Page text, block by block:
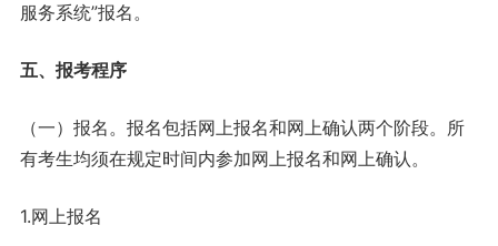
服务系统”报名。
五、报考程序
（一）报名。报名包括网上报名和网上确认两个阶段。所
有考生均须在规定时间内参加网上报名和网上确认。
1.网上报名